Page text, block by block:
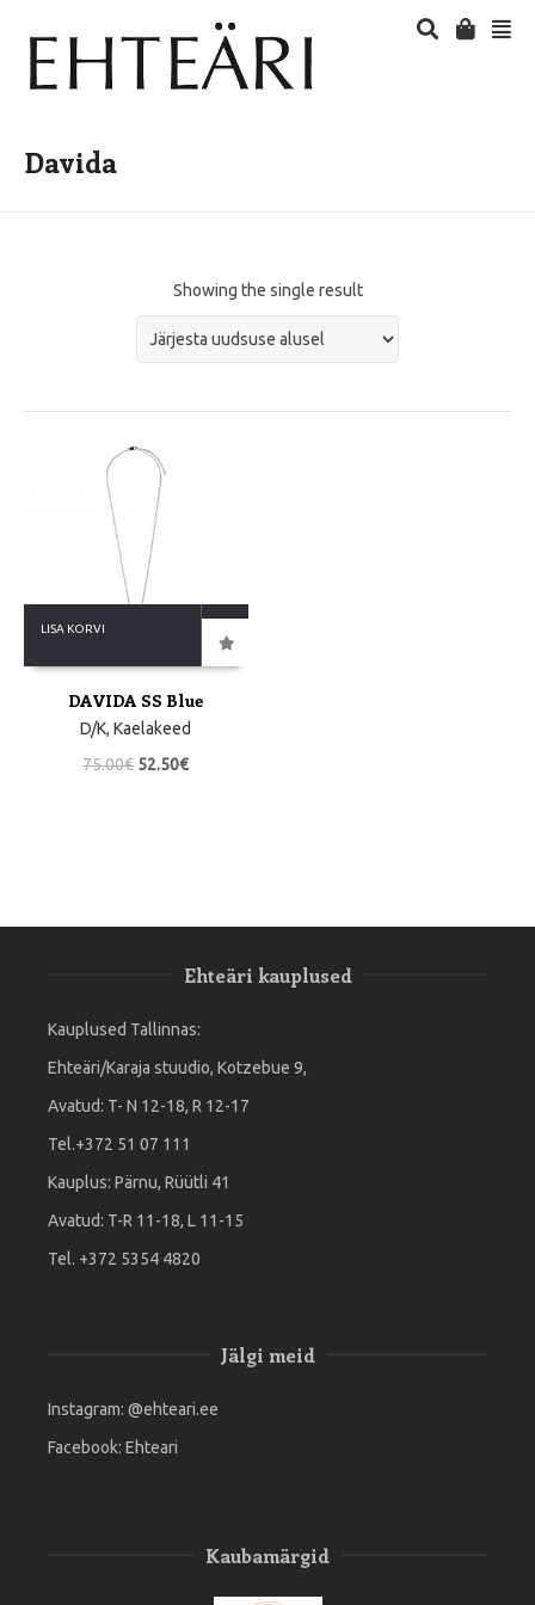
Davida
Showing the single result
LISA KORVI
DAVIDA SS Blue
D/K,Kaelakeed
75.00€ 52.50€
Ehteäri kauplused
Kauplused Tallinnas:
Ehteäri/Karaja stuudio, Kotzebue 9,
Avatud: T- N 12-18, R 12-17
Tel.+372 51 07 111
Kauplus: Pärnu, Rüütli 41
Avatud: T-R 11-18, L 11-15
Tel. +372 5354 4820
Jälgi meid
Instagram: @ehteari.ee
Facebook: Ehteari
Kaubamärgid